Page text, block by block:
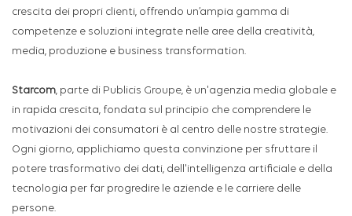
crescita dei propri clienti, offrendo un’ampia gamma di
competenze e soluzioni integrate nelle aree della creatività,
media, produzione e business transformation.
Starcom, parte di Publicis Groupe, è un'agenzia media globale e
in rapida crescita, fondata sul principio che comprendere le
motivazioni dei consumatori è al centro delle nostre strategie.
Ogni giorno, applichiamo questa convinzione per sfruttare il
potere trasformativo dei dati, dell'intelligenza artificiale e della
tecnologia per far progredire le aziende e le carriere delle
persone.